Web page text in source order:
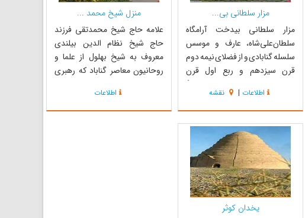
مزار سلطانی بی...
مزار سلطانی بیدخت آرامگاه
سلطان‌على‌شاه، عارف و موسس
سلسله گنابادى و از فضلاى نیمه دوم
قرن سیزدهم و ربع اول قرن
چهاردهم هجرى است. مجموعهٔ
بناى کنونى که به نام بقعهٔ سلطانى
نامیده مى‌شود، عبارت است از : چهار
صحن سنگ‌فرش شده به نام‌هاى
پایین، بالا، کوثر و فردوس؛ دو حوض
آب با لبه‌‌هاى سن...
اطلاعات | نقشه
منزل شیخ محمد ...
علامه حاج شیخ محمدتقی فرزند
حاج شیخ نظام الدین بیلندی
معروف به شیخ بهلول از علما و
روحانیون معاصر گناباد که رهبری
کشف حجاب رضاخانی بر عهده
اطلاعات
یخدان کوثر